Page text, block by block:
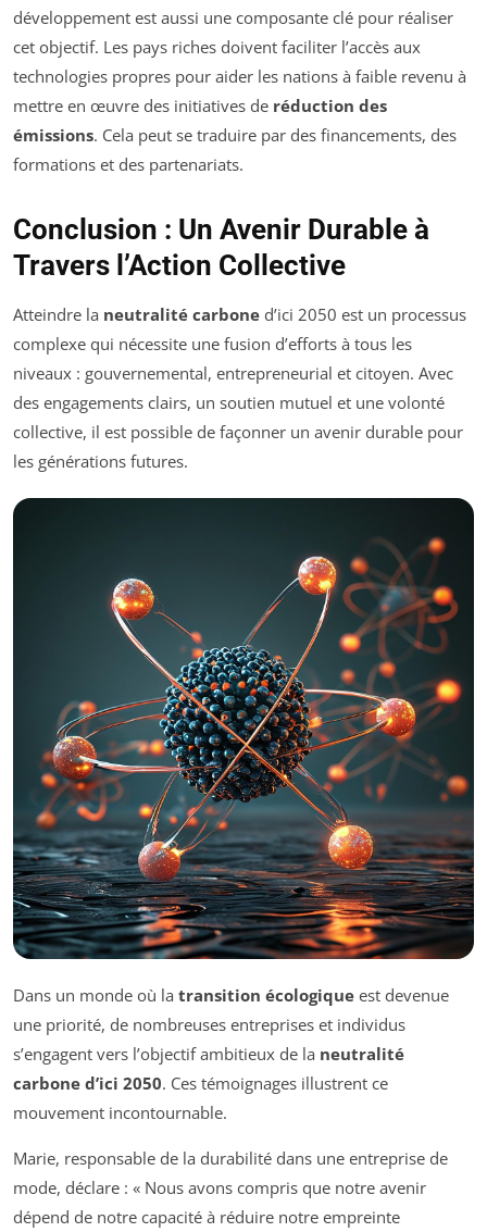
développement est aussi une composante clé pour réaliser
cet objectif. Les pays riches doivent faciliter l’accès aux
technologies propres pour aider les nations à faible revenu à
mettre en œuvre des initiatives de réduction des
émissions. Cela peut se traduire par des financements, des
formations et des partenariats.
Conclusion : Un Avenir Durable à
Travers l’Action Collective
Atteindre la neutralité carbone d’ici 2050 est un processus
complexe qui nécessite une fusion d’efforts à tous les
niveaux : gouvernemental, entrepreneurial et citoyen. Avec
des engagements clairs, un soutien mutuel et une volonté
collective, il est possible de façonner un avenir durable pour
les générations futures.
Dans un monde où la transition écologique est devenue
une priorité, de nombreuses entreprises et individus
s’engagent vers l’objectif ambitieux de la neutralité
carbone d’ici 2050. Ces témoignages illustrent ce
mouvement incontournable.
Marie, responsable de la durabilité dans une entreprise de
mode, déclare : « Nous avons compris que notre avenir
dépend de notre capacité à réduire notre empreinte